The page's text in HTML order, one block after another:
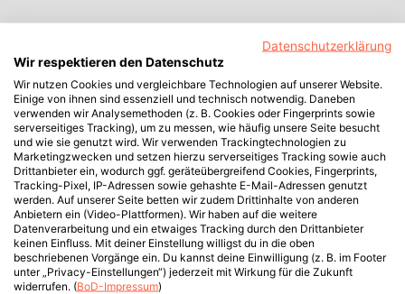
Datenschutzerklärung
Wir respektieren den Datenschutz
Wir nutzen Cookies und vergleichbare Technologien auf unserer Website.
Einige von ihnen sind essenziell und technisch notwendig. Daneben
verwenden wir Analysemethoden (z. B. Cookies oder Fingerprints sowie
serverseitiges Tracking), um zu messen, wie häufig unsere Seite besucht
und wie sie genutzt wird. Wir verwenden Trackingtechnologien zu
Marketingzwecken und setzen hierzu serverseitiges Tracking sowie auch
Drittanbieter ein, wodurch ggf. geräteübergreifend Cookies, Fingerprints,
Tracking-Pixel, IP-Adressen sowie gehashte E-Mail-Adressen genutzt
werden. Auf unserer Seite betten wir zudem Drittinhalte von anderen
Anbietern ein (Video-Plattformen). Wir haben auf die weitere
Datenverarbeitung und ein etwaiges Tracking durch den Drittanbieter
keinen Einfluss. Mit deiner Einstellung willigst du in die oben
beschriebenen Vorgänge ein. Du kannst deine Einwilligung (z. B. im Footer
unter „Privacy-Einstellungen“) jederzeit mit Wirkung für die Zukunft
widerrufen. (BoD-Impressum)